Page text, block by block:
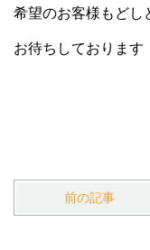
希望のお客様もどし
お待ちしております
前の記事